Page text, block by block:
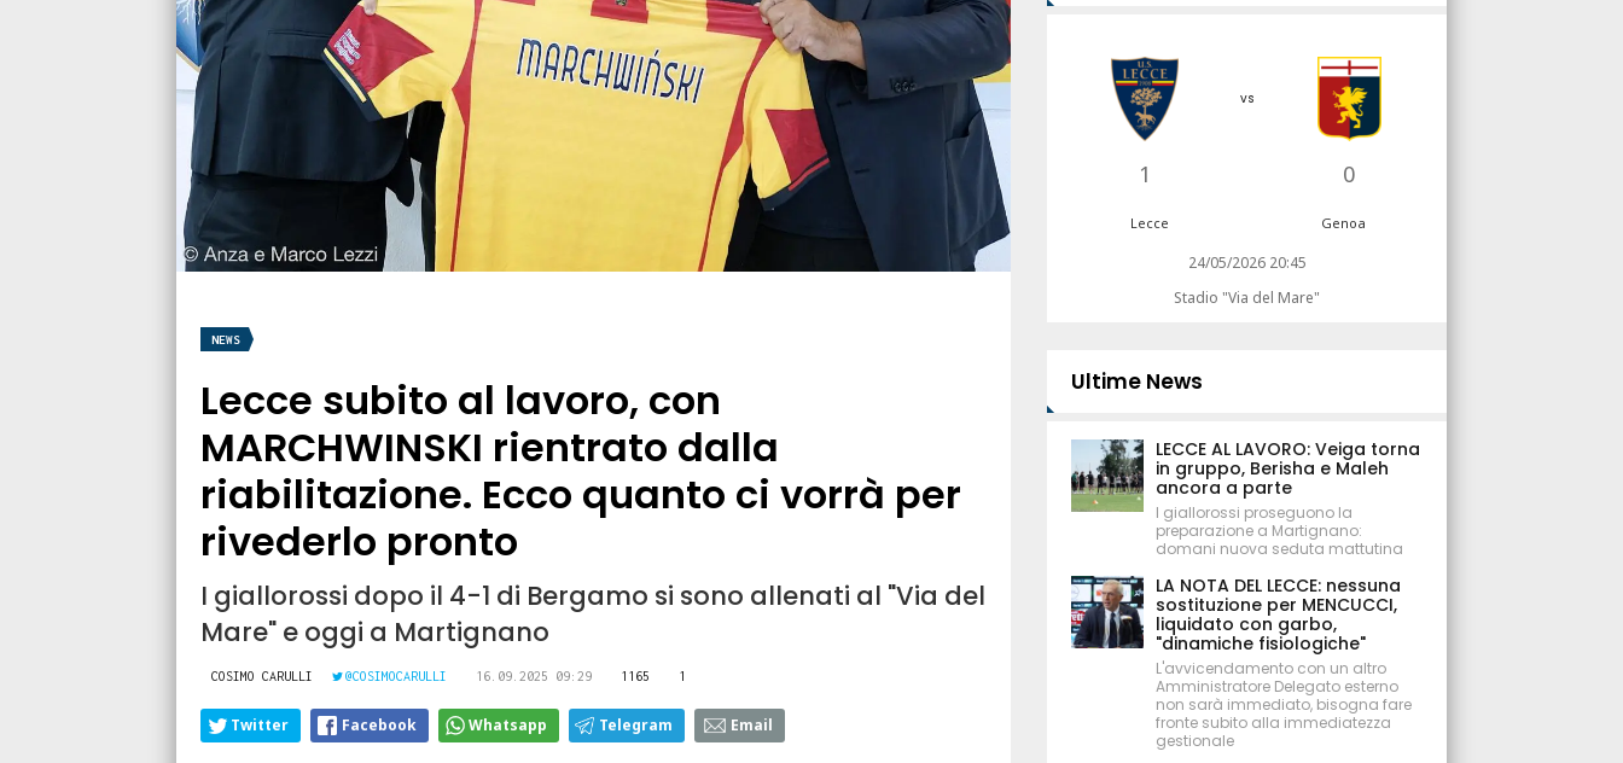
NEWS
Lecce subito al lavoro, con
MARCHWINSKI rientrato dalla
riabilitazione. Ecco quanto ci vorrà per
rivederlo pronto
I giallorossi dopo il 4-1 di Bergamo si sono allenati al "Via del
Mare" e oggi a Martignano
COSIMO CARULLI @COSIMOCARULLI 16.09.2025 09:29 1165 1
Twitter Facebook Whatsapp Telegram Email
1
vs
0
Lecce Genoa
24/05/2026 20:45
Stadio "Via del Mare"
Ultime News
LECCE AL LAVORO: Veiga torna
in gruppo, Berisha e Maleh
ancora a parte
I giallorossi proseguono la
preparazione a Martignano:
domani nuova seduta mattutina
LA NOTA DEL LECCE: nessuna
sostituzione per MENCUCCI,
liquidato con garbo,
"dinamiche fisiologiche"
L'avvicendamento con un altro
Amministratore Delegato esterno
non sarà immediato, bisogna fare
fronte subito alla immediatezza
gestionale